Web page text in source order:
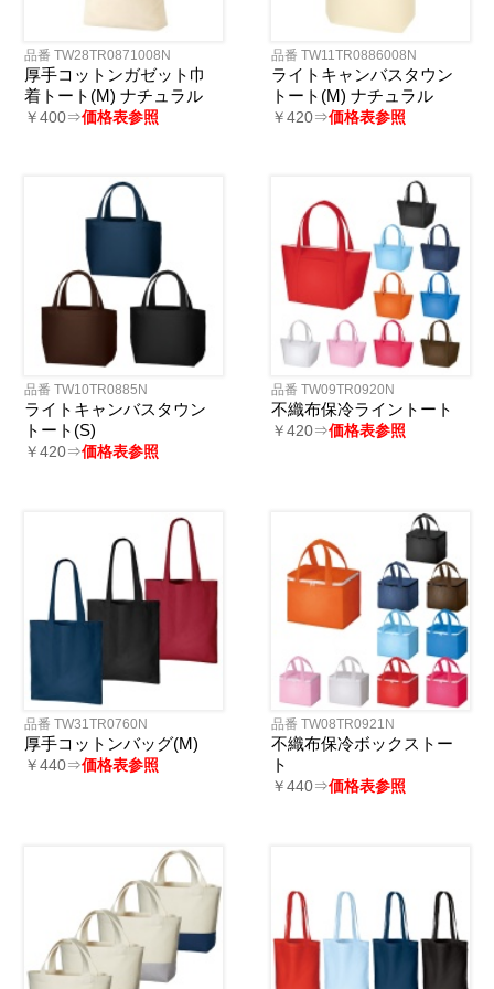
品番 TW28TR0871008N
厚手コットンガゼット巾
着トート(M) ナチュラル
￥400⇒価格表参照
品番 TW11TR0886008N
ライトキャンバスタウン
トート(M) ナチュラル
￥420⇒価格表参照
品番 TW10TR0885N
ライトキャンバスタウン
トート(S)
￥420⇒価格表参照
品番 TW09TR0920N
不織布保冷ライントート
￥420⇒価格表参照
品番 TW31TR0760N
厚手コットンバッグ(M)
￥440⇒価格表参照
品番 TW08TR0921N
不織布保冷ボックストー
ト
￥440⇒価格表参照